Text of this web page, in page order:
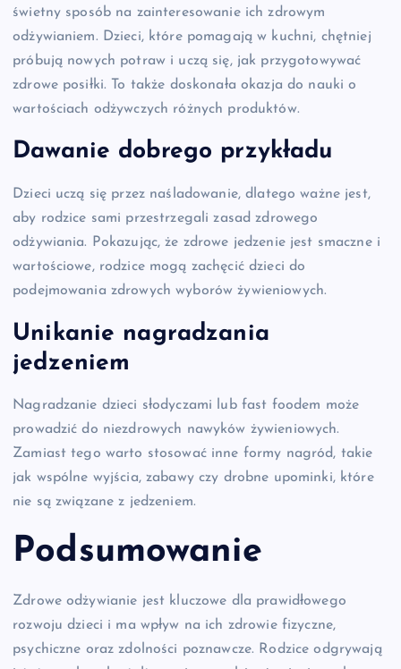
świetny sposób na zainteresowanie ich zdrowym
odżywianiem. Dzieci, które pomagają w kuchni, chętniej
próbują nowych potraw i uczą się, jak przygotowywać
zdrowe posiłki. To także doskonała okazja do nauki o
wartościach odżywczych różnych produktów.
Dawanie dobrego przykładu
Dzieci uczą się przez naśladowanie, dlatego ważne jest,
aby rodzice sami przestrzegali zasad zdrowego
odżywiania. Pokazując, że zdrowe jedzenie jest smaczne i
wartościowe, rodzice mogą zachęcić dzieci do
podejmowania zdrowych wyborów żywieniowych.
Unikanie nagradzania
jedzeniem
Nagradzanie dzieci słodyczami lub fast foodem może
prowadzić do niezdrowych nawyków żywieniowych.
Zamiast tego warto stosować inne formy nagród, takie
jak wspólne wyjścia, zabawy czy drobne upominki, które
nie są związane z jedzeniem.
Podsumowanie
Zdrowe odżywianie jest kluczowe dla prawidłowego
rozwoju dzieci i ma wpływ na ich zdrowie fizyczne,
psychiczne oraz zdolności poznawcze. Rodzice odgrywają